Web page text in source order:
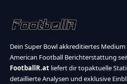
Dein Super Bowl akkreditiertes
American Football Berichterstattung
FootballR.at liefert dir topaktuelle
detaillierte Analysen und exklusive